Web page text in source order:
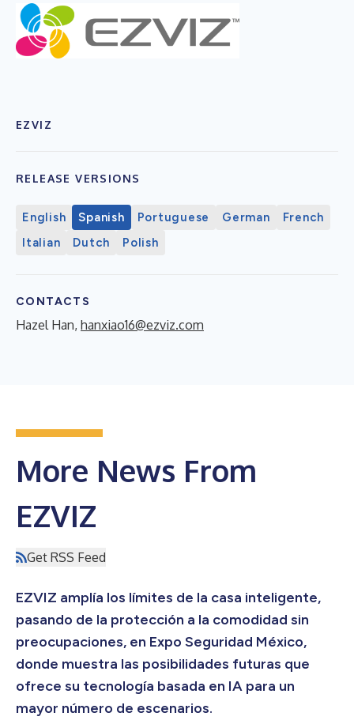
EZVIZ
RELEASE VERSIONS
English Spanish Portuguese German
French
Italian
Dutch Polish
CONTACTS
Hazel Han, hanxiao16@ezviz.com
More News From
EZVIZ
Get RSS Feed
EZVIZ amplía los límites de la casa inteligente,
pasando de la protección a la comodidad sin
preocupaciones, en Expo Seguridad México,
donde muestra las posibilidades futuras que
ofrece su tecnología basada en IA para un
mayor número de escenarios.